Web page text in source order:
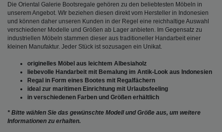
Die Oriental Galerie Bootsregale gehören zu den beliebtesten Möbeln in
unserem Angebot. WIr beziehen diesen direkt vom Hersteller in Indonesien
und können daher unseren Kunden in der Regel eine reichhaltige Auswahl
verschiedener Modelle und Größen ab Lager anbieten. Im Gegensatz zu
industriellen Möbeln stammen dieser aus traditioneller Handarbeit einer
kleinen Manufaktur. Jeder Stück ist sozusagen ein Unikat.
originelles Möbel aus leichtem Albesiaholz
liebevolle Handarbeit mit Bemalung im Antik-Look aus Indonesien
Regal in Form eines Bootes mit Regalfächern
ideal zur maritimen Einrichtung mit Urlaubsfeeling
in verschiedenen Farben und Größen erhältlich
* Bitte wählen Sie das gewünschte Modell und Größe aus, um weitere
Informationen zu erhalten.